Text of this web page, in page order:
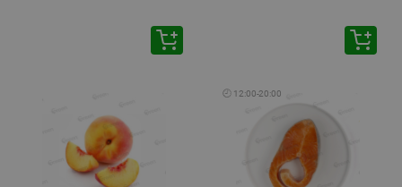
🕘 12:00-20:00